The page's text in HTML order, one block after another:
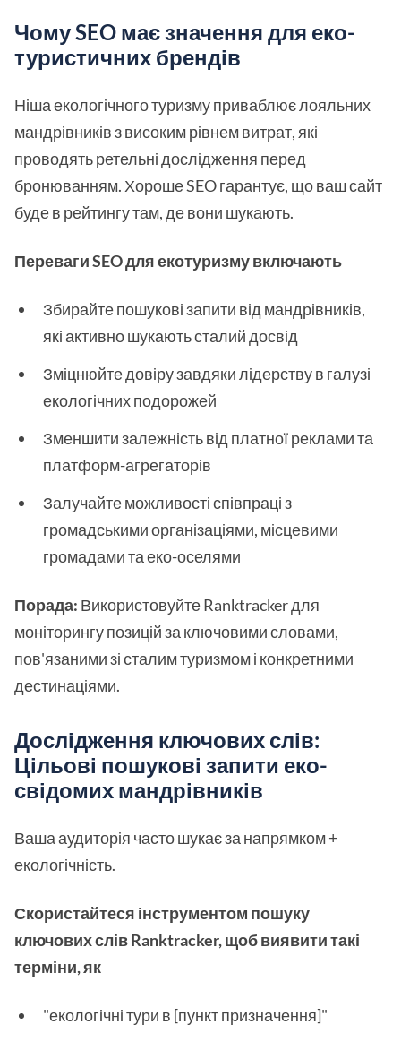
Чому SEO має значення для еко-
туристичних брендів
Ніша екологічного туризму приваблює лояльних
мандрівників з високим рівнем витрат, які
проводять ретельні дослідження перед
бронюванням. Хороше SEO гарантує, що ваш сайт
буде в рейтингу там, де вони шукають.
Переваги SEO для екотуризму включають
Збирайте пошукові запити від мандрівників,
які активно шукають сталий досвід
Зміцнюйте довіру завдяки лідерству в галузі
екологічних подорожей
Зменшити залежність від платної реклами та
платформ-агрегаторів
Залучайте можливості співпраці з
громадськими організаціями, місцевими
громадами та еко-оселями
Порада: Використовуйте Ranktracker для
моніторингу позицій за ключовими словами,
пов'язаними зі сталим туризмом і конкретними
дестинаціями.
Дослідження ключових слів:
Цільові пошукові запити еко-
свідомих мандрівників
Ваша аудиторія часто шукає за напрямком +
екологічність.
Скористайтеся інструментом пошуку
ключових слів Ranktracker, щоб виявити такі
терміни, як
"екологічні тури в [пункт призначення]"